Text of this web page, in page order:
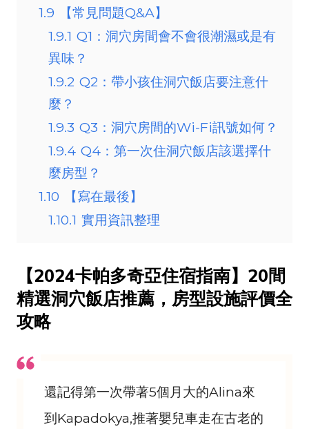
1.9
【常見問題Q&A】
1.9.1 Q1：洞穴房間會不會很潮濕或是有
異味？
1.9.2 Q2：帶小孩住洞穴飯店要注意什
麼？
1.9.3 Q3：洞穴房間的Wi-Fi訊號如何？
1.9.4 Q4：第一次住洞穴飯店該選擇什
麼房型？
1.10
【寫在最後】
1.10.1 實用資訊整理
【2024卡帕多奇亞住宿指南】20間
精選洞穴飯店推薦，房型設施評價全
攻略
還記得第一次帶著5個月大的Alina來
到Kapadokya,推著嬰兒車走在古老的